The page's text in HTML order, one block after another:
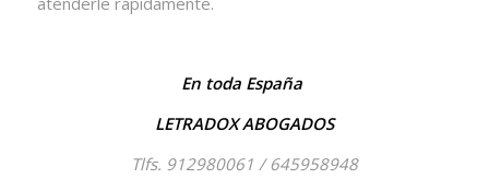
En toda España
LETRADOX ABOGADOS
Tlfs. 912980061 / 645958948